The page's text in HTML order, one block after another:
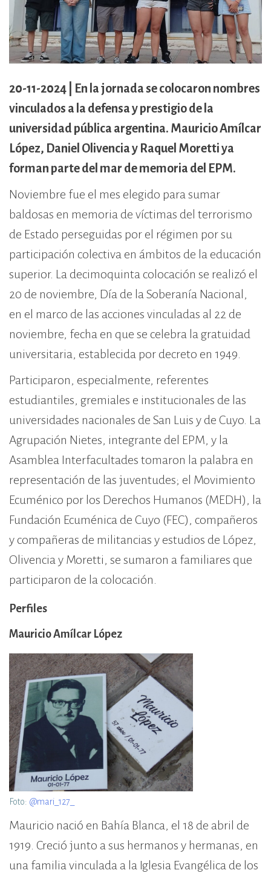
cívico-militar. El lugar fue sede del
Centro Clandestino de Detención,
Tortura y Extermino más
importante del Gran Mendoza.
20-11-2024 | En la jornada se colocaron nombres
vinculados a la defensa y prestigio de la
universidad pública argentina. Mauricio Amílcar
López, Daniel Olivencia y Raquel Moretti ya
forman parte del mar de memoria del EPM.
Noviembre fue el mes elegido para sumar
baldosas en memoria de víctimas del terrorismo
de Estado perseguidas por el régimen por su
participación colectiva en ámbitos de la educación
superior. La decimoquinta colocación se realizó el
20 de noviembre, Día de la Soberanía Nacional,
en el marco de las acciones vinculadas al 22 de
noviembre, fecha en que se celebra la gratuidad
universitaria, establecida por decreto en 1949.
Participaron, especialmente, referentes
estudiantiles, gremiales e institucionales de las
universidades nacionales de San Luis y de Cuyo. La
Agrupación Nietes, integrante del EPM, y la
Asamblea Interfacultades tomaron la palabra en
representación de las juventudes; el Movimiento
Ecuménico por los Derechos Humanos (MEDH), la
Fundación Ecuménica de Cuyo (FEC), compañeros
y compañeras de militancias y estudios de López,
Olivencia y Moretti, se sumaron a familiares que
participaron de la colocación.
Perfiles
Mauricio Amílcar López
Foto: @mari_127_
Mauricio nació en Bahía Blanca, el 18 de abril de
1919. Creció junto a sus hermanos y hermanas, en
una familia vinculada a la Iglesia Evangélica de los